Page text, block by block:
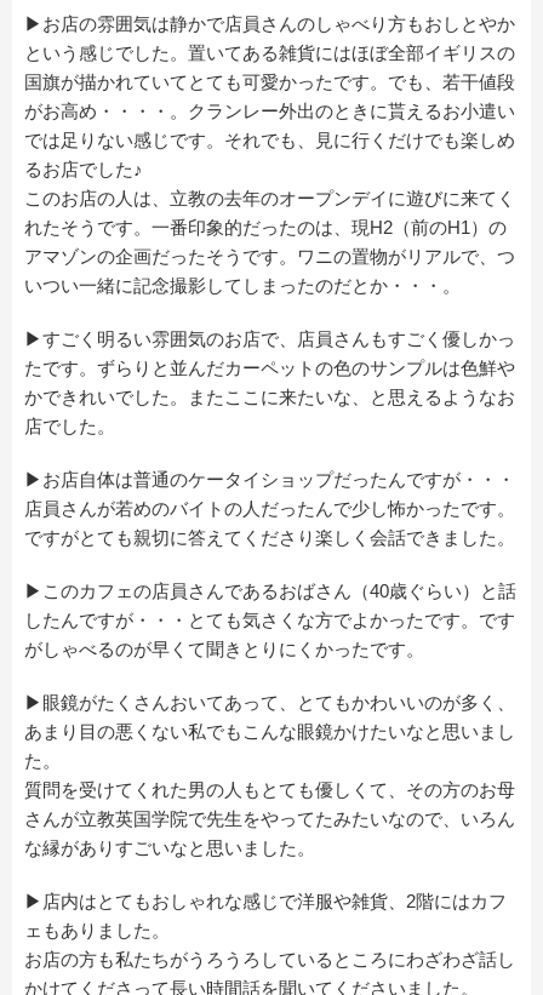
▶お店の雰囲気は静かで店員さんのしゃべり方もおしとやか
という感じでした。置いてある雑貨にはほぼ全部イギリスの
国旗が描かれていてとても可愛かったです。でも、若干値段
がお高め・・・・。クランレー外出のときに貰えるお小遣い
では足りない感じです。それでも、見に行くだけでも楽しめ
るお店でした♪
このお店の人は、立教の去年のオープンデイに遊びに来てく
れたそうです。一番印象的だったのは、現H2（前のH1）の
アマゾンの企画だったそうです。ワニの置物がリアルで、つ
いつい一緒に記念撮影してしまったのだとか・・・。
▶すごく明るい雰囲気のお店で、店員さんもすごく優しかっ
たです。ずらりと並んだカーペットの色のサンプルは色鮮や
かできれいでした。またここに来たいな、と思えるようなお
店でした。
▶お店自体は普通のケータイショップだったんですが・・・
店員さんが若めのバイトの人だったんで少し怖かったです。
ですがとても親切に答えてくださり楽しく会話できました。
▶このカフェの店員さんであるおばさん（40歳ぐらい）と話
したんですが・・・とても気さくな方でよかったです。です
がしゃべるのが早くて聞きとりにくかったです。
▶眼鏡がたくさんおいてあって、とてもかわいいのが多く、
あまり目の悪くない私でもこんな眼鏡かけたいなと思いまし
た。
質問を受けてくれた男の人もとても優しくて、その方のお母
さんが立教英国学院で先生をやってたみたいなので、いろん
な縁がありすごいなと思いました。
▶店内はとてもおしゃれな感じで洋服や雑貨、2階にはカフ
ェもありました。
お店の方も私たちがうろうろしているところにわざわざ話し
かけてくださって長い時間話を聞いてくださいました。